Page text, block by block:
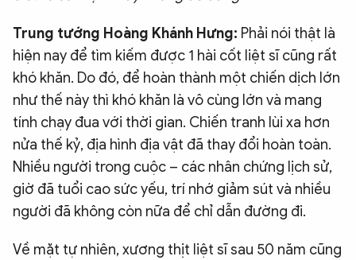
Trung tướng Hoàng Khánh Hưng: Phải nói thật là
hiện nay để tìm kiếm được 1 hài cốt liệt sĩ cũng rất
khó khăn. Do đó, để hoàn thành một chiến dịch lớn
như thế này thì khó khăn là vô cùng lớn và mang
tính chạy đua với thời gian. Chiến tranh lùi xa hơn
nửa thế kỷ, địa hình địa vật đã thay đổi hoàn toàn.
Nhiều người trong cuộc – các nhân chứng lịch sử,
giờ đã tuổi cao sức yếu, trí nhớ giảm sút và nhiều
người đã không còn nữa để chỉ dẫn đường đi.
Về mặt tự nhiên, xương thịt liệt sĩ sau 50 năm cũng